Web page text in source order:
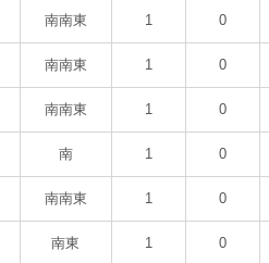
南南東 1 0
南南東 1 0
南南東 1 0
南 1 0
南南東 1 0
南東 1 0